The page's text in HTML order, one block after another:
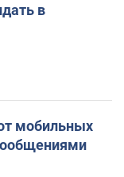
в
мобильных